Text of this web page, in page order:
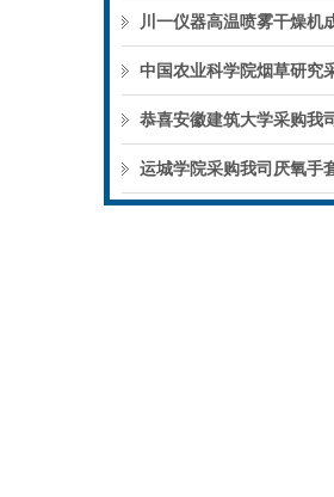
运城学院采购我司厌氧手